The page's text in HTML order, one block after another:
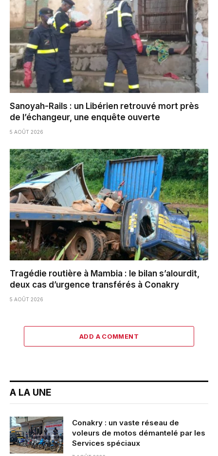
Sanoyah-Rails : un Libérien retrouvé mort près
de l’échangeur, une enquête ouverte
5 AOÛT 2026
Tragédie routière à Mambia : le bilan s’alourdit,
deux cas d’urgence transférés à Conakry
5 AOÛT 2026
ADD A COMMENT
A LA UNE
Conakry : un vaste réseau de
voleurs de motos démantelé par les
Services spéciaux